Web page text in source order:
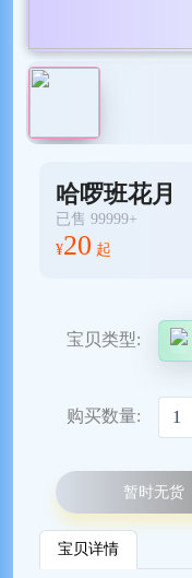
哈啰班花月
已售 99999+
¥20 起
宝贝类型:
购买数量:
暂时无货
宝贝详情